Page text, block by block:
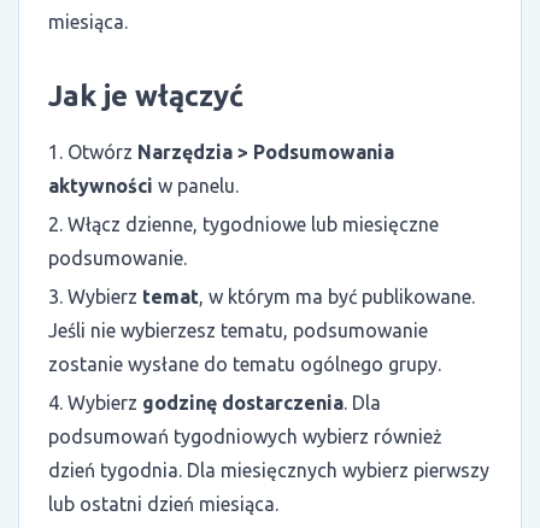
miesiąca.
Jak je włączyć
Otwórz Narzędzia > Podsumowania
aktywności w panelu.
Włącz dzienne, tygodniowe lub miesięczne
podsumowanie.
Wybierz temat, w którym ma być publikowane.
Jeśli nie wybierzesz tematu, podsumowanie
zostanie wysłane do tematu ogólnego grupy.
Wybierz godzinę dostarczenia. Dla
podsumowań tygodniowych wybierz również
dzień tygodnia. Dla miesięcznych wybierz pierwszy
lub ostatni dzień miesiąca.